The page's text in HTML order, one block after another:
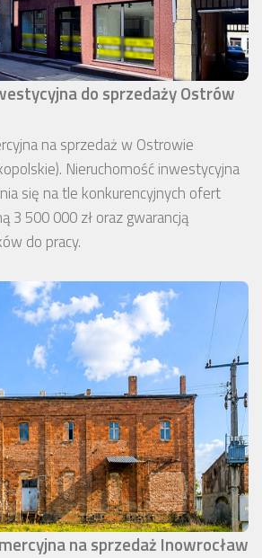
do sprzedaży Ostrów
na sprzedaż w Ostrowie
Nieruchomość inwestycyjna
się na tle konkurencyjnych ofert
3 500 000 zł oraz gwarancją
do pracy.
na sprzedaż Inowrocław